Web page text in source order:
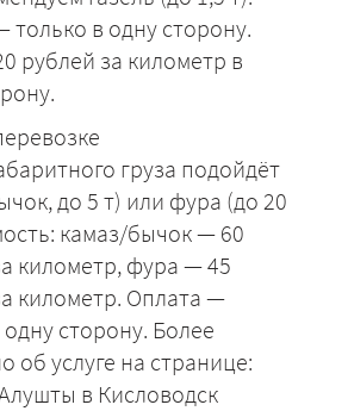
только в одну сторону.
рублей за километр в
груза подойдёт
до 5 т) или фура (до 20
камаз/бычок — 60
километр, фура — 45
километр. Оплата —
сторону. Более
об услуге на странице:
в Кисловодск